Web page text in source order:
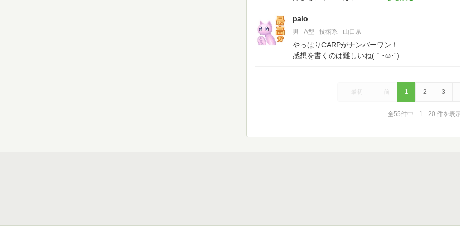
palo
男 A型 技術系 山口県
やっぱりCARPがナンバーワン！
感想を書くのは難しいね(｀･ω･´)ゞ
最初 前 1 2 3
全55件中 1 - 20 件を表